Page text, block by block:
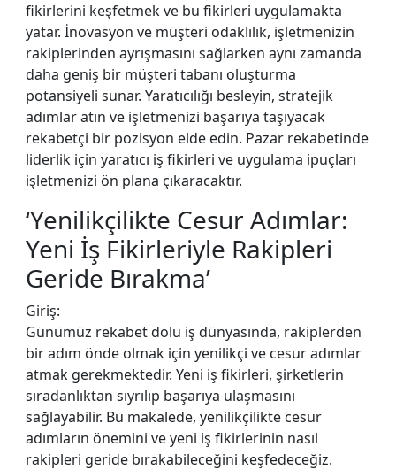
fikirlerini keşfetmek ve bu fikirleri uygulamakta
yatar. İnovasyon ve müşteri odaklılık, işletmenizin
rakiplerinden ayrışmasını sağlarken aynı zamanda
daha geniş bir müşteri tabanı oluşturma
potansiyeli sunar. Yaratıcılığı besleyin, stratejik
adımlar atın ve işletmenizi başarıya taşıyacak
rekabetçi bir pozisyon elde edin. Pazar rekabetinde
liderlik için yaratıcı iş fikirleri ve uygulama ipuçları
işletmenizi ön plana çıkaracaktır.
‘Yenilikçilikte Cesur Adımlar:
Yeni İş Fikirleriyle Rakipleri
Geride Bırakma’
Giriş:
Günümüz rekabet dolu iş dünyasında, rakiplerden
bir adım önde olmak için yenilikçi ve cesur adımlar
atmak gerekmektedir. Yeni iş fikirleri, şirketlerin
sıradanlıktan sıyrılıp başarıya ulaşmasını
sağlayabilir. Bu makalede, yenilikçilikte cesur
adımların önemini ve yeni iş fikirlerinin nasıl
rakipleri geride bırakabileceğini keşfedeceğiz.